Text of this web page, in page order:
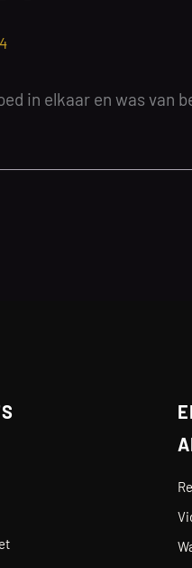
in elkaar en was van